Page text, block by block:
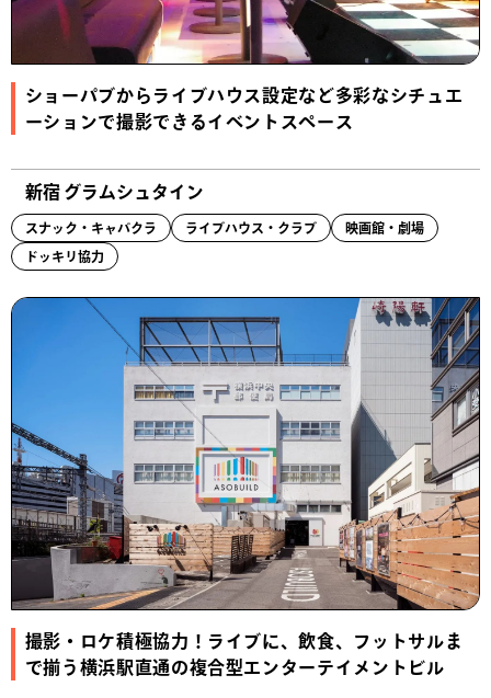
ショーパブからライブハウス設定など多彩なシチュエ
ーションで撮影できるイベントスペース
新宿 グラムシュタイン
スナック・キャバクラ ライブハウス・クラブ 映画館・劇場
ドッキリ協力
撮影・ロケ積極協力！ライブに、飲食、フットサルま
で揃う横浜駅直通の複合型エンターテイメントビル